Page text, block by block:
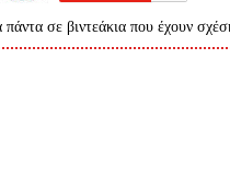
σε βιντεάκια που έχουν